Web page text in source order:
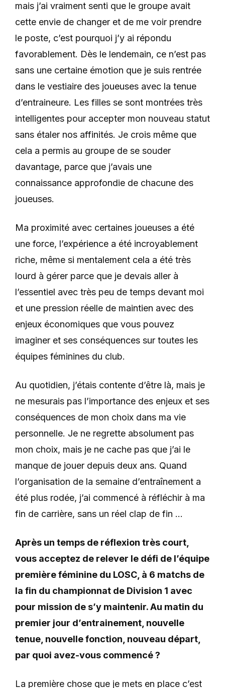
mais j’ai vraiment senti que le groupe avait
cette envie de changer et de me voir prendre
le poste, c’est pourquoi j’y ai répondu
favorablement. Dès le lendemain, ce n’est pas
sans une certaine émotion que je suis rentrée
dans le vestiaire des joueuses avec la tenue
d’entraineure. Les filles se sont montrées très
intelligentes pour accepter mon nouveau statut
sans étaler nos affinités. Je crois même que
cela a permis au groupe de se souder
davantage, parce que j’avais une
connaissance approfondie de chacune des
joueuses.
Ma proximité avec certaines joueuses a été
une force, l’expérience a été incroyablement
riche, même si mentalement cela a été très
lourd à gérer parce que je devais aller à
l’essentiel avec très peu de temps devant moi
et une pression réelle de maintien avec des
enjeux économiques que vous pouvez
imaginer et ses conséquences sur toutes les
équipes féminines du club.
Au quotidien, j’étais contente d’être là, mais je
ne mesurais pas l’importance des enjeux et ses
conséquences de mon choix dans ma vie
personnelle. Je ne regrette absolument pas
mon choix, mais je ne cache pas que j’ai le
manque de jouer depuis deux ans. Quand
l’organisation de la semaine d’entraînement a
été plus rodée, j’ai commencé à réfléchir à ma
fin de carrière, sans un réel clap de fin …
Après un temps de réflexion très court,
vous acceptez de relever le défi de l’équipe
première féminine du LOSC, à 6 matchs de
la fin du championnat de Division 1 avec
pour mission de s’y maintenir. Au matin du
premier jour d’entrainement, nouvelle
tenue, nouvelle fonction, nouveau départ,
par quoi avez-vous commencé ?
La première chose que je mets en place c’est